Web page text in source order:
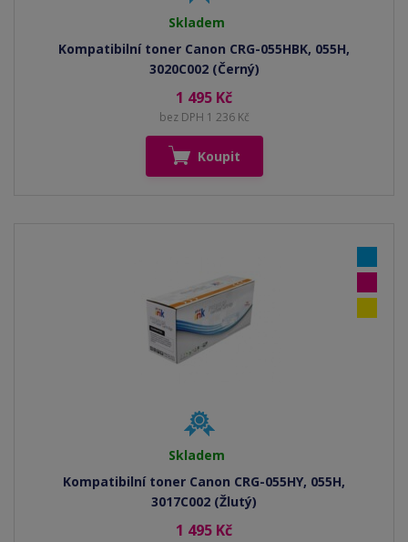
Skladem
Kompatibilní toner Canon CRG-055HBK, 055H,
3020C002 (Černý)
1 495 Kč
bez DPH 1 236 Kč
Koupit
Skladem
Kompatibilní toner Canon CRG-055HY, 055H,
3017C002 (Žlutý)
1 495 Kč